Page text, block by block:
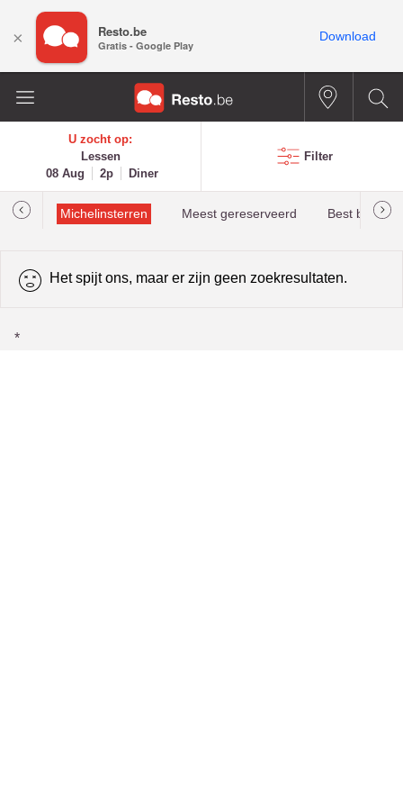
U zocht op:
Lessen
08 Aug
2p Diner
Filter
Michelinsterren Meest gereserveerd Best
Het spijt ons, maar er zijn geen zoekresultaten.
*
× Resto.be
Gratis - Google Play
Download